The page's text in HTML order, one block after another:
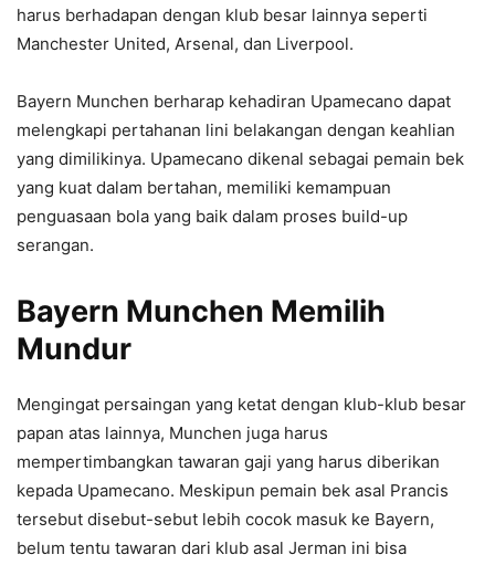
harus berhadapan dengan klub besar lainnya seperti
Manchester United, Arsenal, dan Liverpool.
Bayern Munchen berharap kehadiran Upamecano dapat
melengkapi pertahanan lini belakangan dengan keahlian
yang dimilikinya. Upamecano dikenal sebagai pemain bek
yang kuat dalam bertahan, memiliki kemampuan
penguasaan bola yang baik dalam proses build-up
serangan.
Bayern Munchen Memilih
Mundur
Mengingat persaingan yang ketat dengan klub-klub besar
papan atas lainnya, Munchen juga harus
mempertimbangkan tawaran gaji yang harus diberikan
kepada Upamecano. Meskipun pemain bek asal Prancis
tersebut disebut-sebut lebih cocok masuk ke Bayern,
belum tentu tawaran dari klub asal Jerman ini bisa